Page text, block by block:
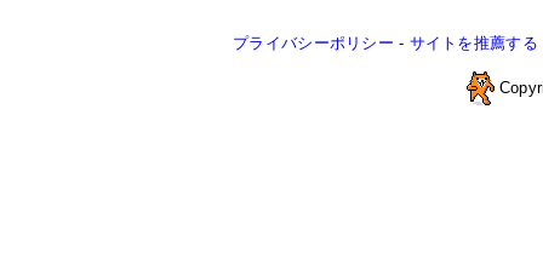
プライバシーポリシー - サイトを推薦する